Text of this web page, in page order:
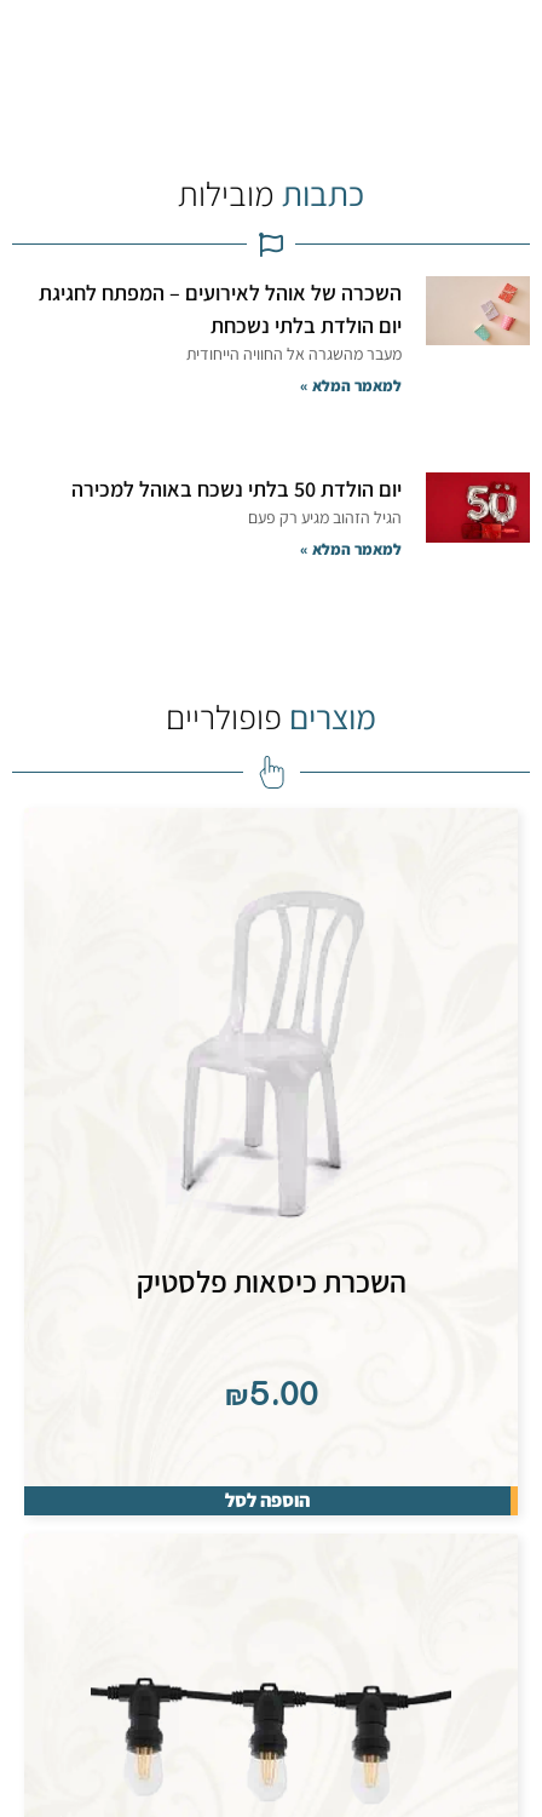
כתבות מובילות
השכרה של אוהל לאירועים – המפתח לחגיגת
יום הולדת בלתי נשכחת
מעבר מהשגרה אל החוויה הייחודית
למאמר המלא »
יום הולדת 50 בלתי נשכח באוהל למכירה
הגיל הזהוב מגיע רק פעם
למאמר המלא »
מוצרים פופולריים
השכרת כיסאות פלסטיק
₪5.00
הוספה לסל